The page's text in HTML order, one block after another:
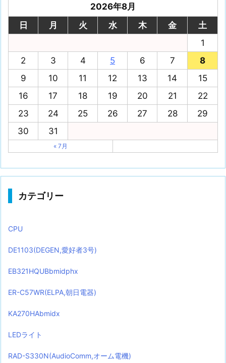
2026年8月
日
月 火 水 木 金
土
1
2
3 4 5 6 7
8
9
10 11 12 13 14
15
16
17 18 19 20 21
22
23
24 25 26 27 28
29
30
31
« 7月
カテゴリー
CPU
DE1103(DEGEN,愛好者3号)
EB321HQUBbmidphx
ER-C57WR(ELPA,朝日電器)
KA270HAbmidx
LEDライト
RAD-S330N(AudioComm,オーム電機)